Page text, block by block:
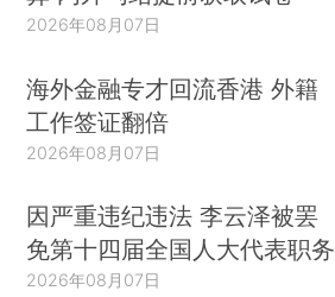
2026年08月07日
海外金融专才回流香港 外籍
工作签证翻倍
2026年08月07日
因严重违纪违法 李云泽被罢
免第十四届全国人大代表职务
2026年08月07日